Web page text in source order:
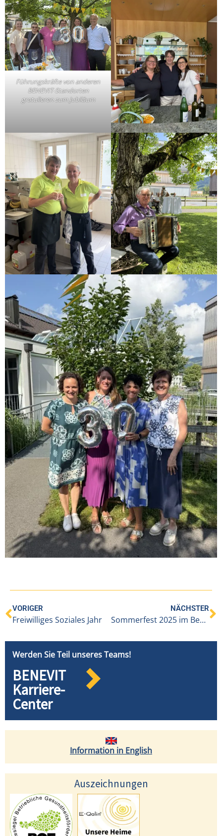
Führungskräfte von anderen
BENEVIT-Standorten
gratulieren zum Jubiläum
VORIGER
Freiwilliges Soziales Jahr
NÄCHSTER
Sommerfest 2025 im Benevit Sozialzentrum Alberschwende
Werden Sie Teil unseres Teams!
BENEVIT
Karriere-
Center
Information in English
Auszeichnungen